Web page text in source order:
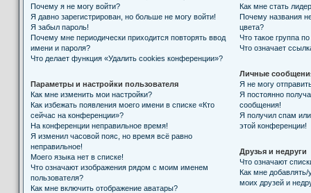
Почему я не могу войти?
Я давно зарегистрирован, но больше не могу войти!
Я забыл пароль!
Почему мне периодически приходится повторять ввод
имени и пароля?
Что делает функция «Удалить cookies конференции»?
Параметры и настройки пользователя
Как мне изменить мои настройки?
Как избежать появления моего имени в списке «Кто
сейчас на конференции»?
На конференции неправильное время!
Я изменил часовой пояс, но время всё равно
неправильное!
Моего языка нет в списке!
Что означают изображения рядом с моим именем
пользователя?
Как мне включить отображение аватары?
Как мне стать
Почему названия
цвета?
Что такое группа
Что означает
Личные
Я не могу
Я постоянно
сообщения!
Я получил спам или
этой конференции!
Друзья и недруги
Что означают
Как мне добавлять/
моих друзей и